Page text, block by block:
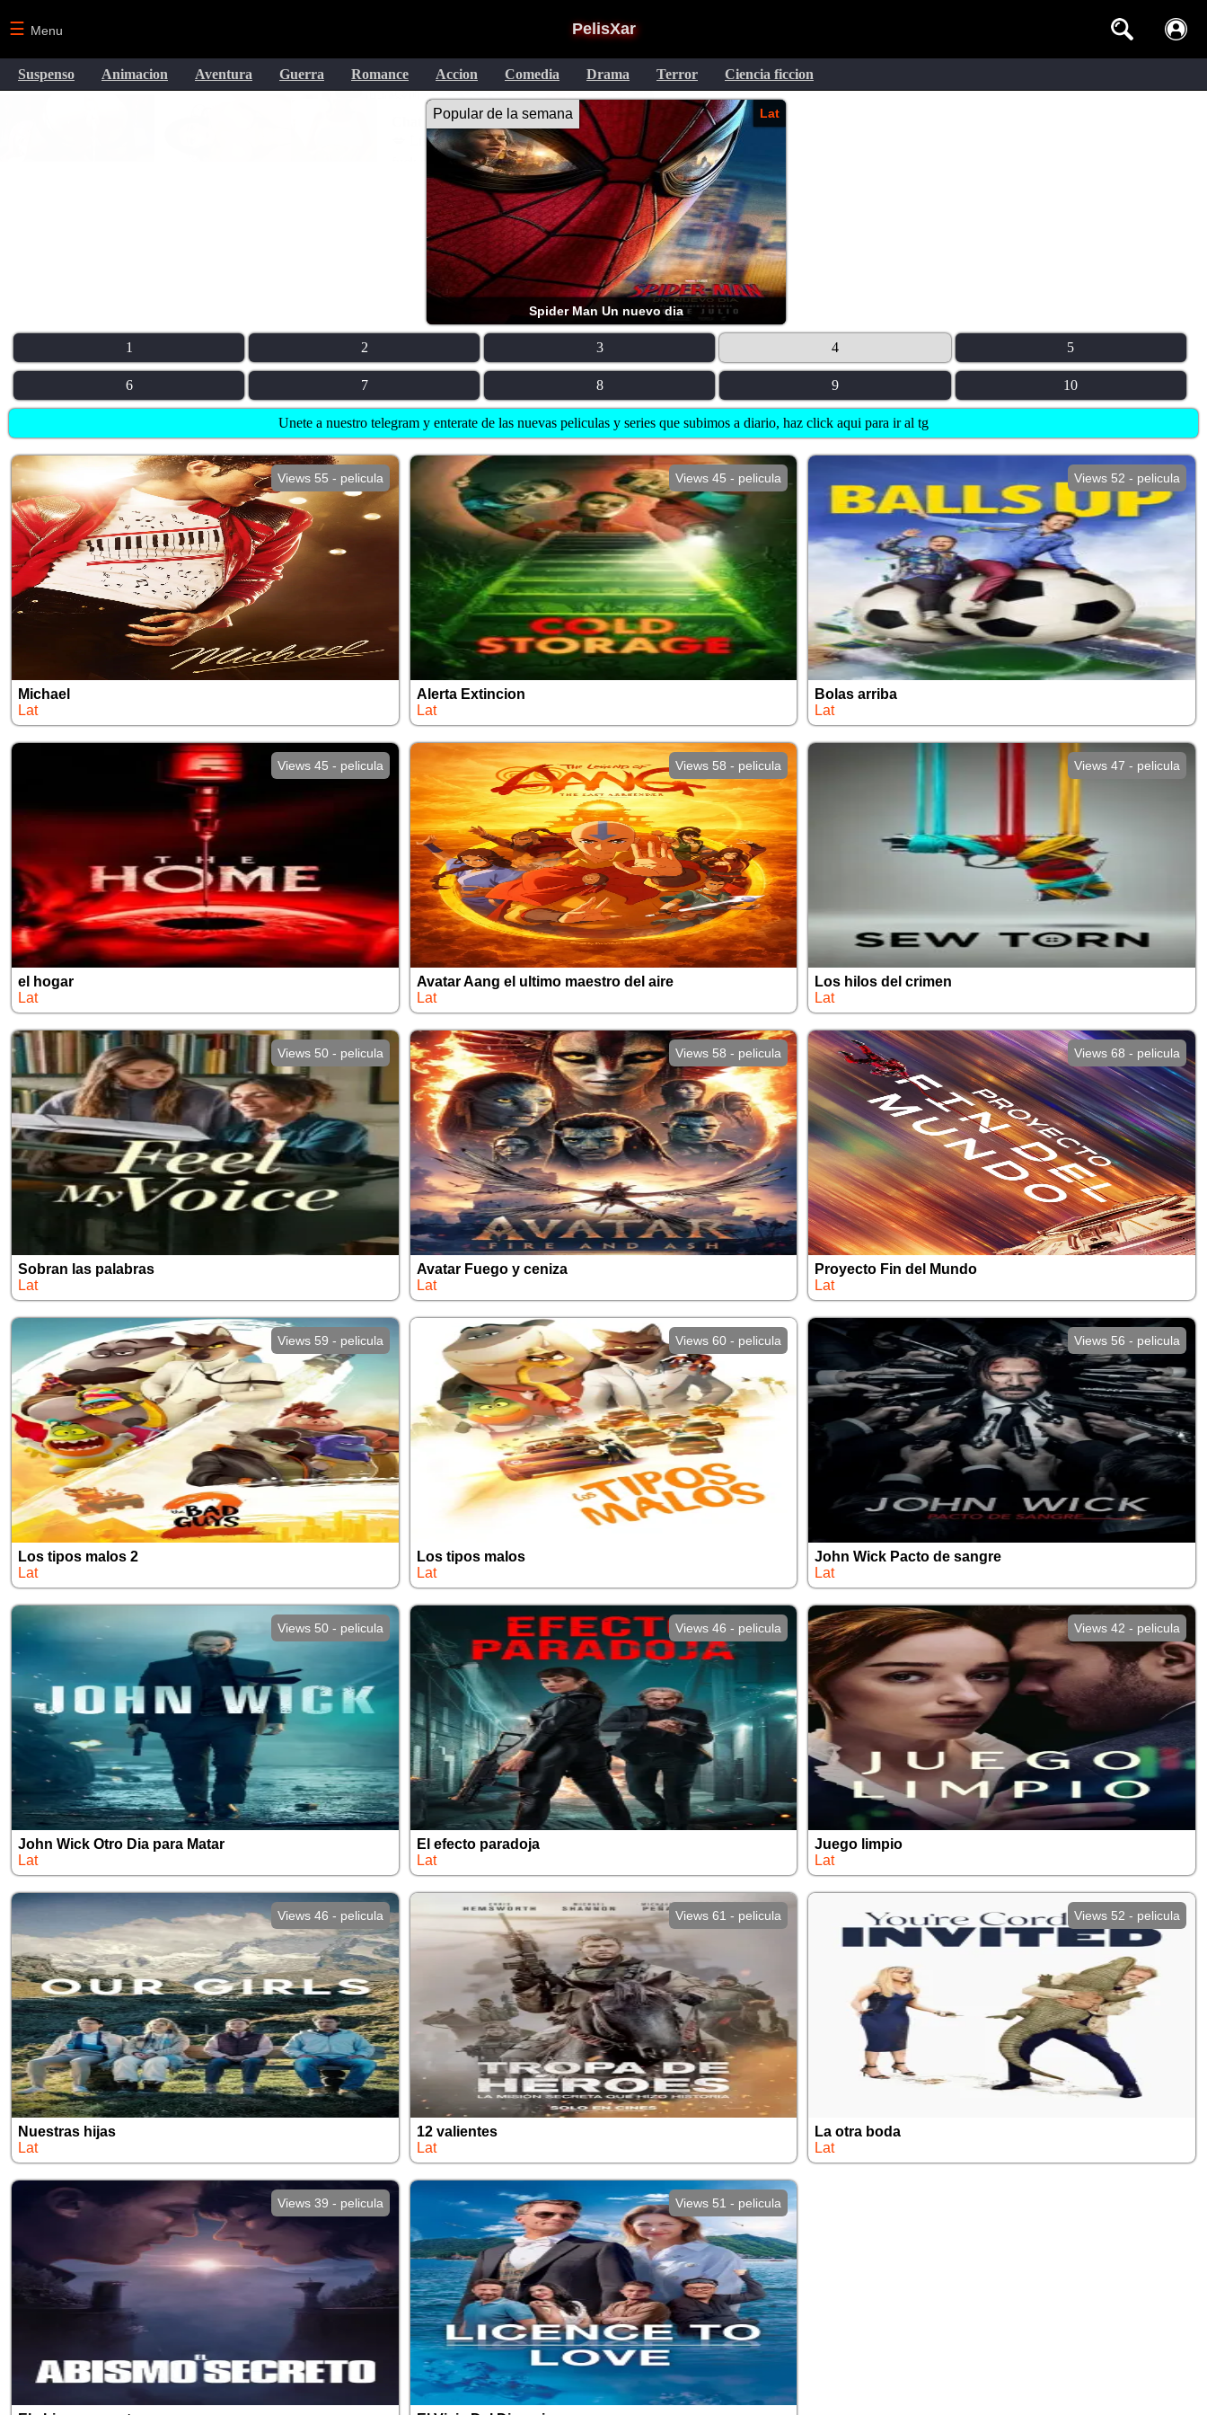
PelisXar
☰ Menu
Suspenso Animacion Aventura Guerra Romance Accion Comedia Drama Terror Ciencia ficcion
Popular de la semana
Cumbres borrascosas
Lat
1 2 3 4 5
6 7 8 9 10
Unete a nuestro telegram y enterate de las nuevas peliculas y series que subimos a diario, haz click aqui para ir al tg
Views 55 - pelicula
Michael
Lat
Views 45 - pelicula
Alerta Extincion
Lat
Views 52 - pelicula
Bolas arriba
Lat
Views 45 - pelicula
el hogar
Lat
Views 58 - pelicula
Avatar Aang el ultimo maestro del aire
Lat
Views 47 - pelicula
Los hilos del crimen
Lat
Views 50 - pelicula
Sobran las palabras
Lat
Views 58 - pelicula
Avatar Fuego y ceniza
Lat
Views 68 - pelicula
Proyecto Fin del Mundo
Lat
Views 59 - pelicula
Los tipos malos 2
Lat
Views 60 - pelicula
Los tipos malos
Lat
Views 56 - pelicula
John Wick Pacto de sangre
Lat
Views 50 - pelicula
John Wick Otro Dia para Matar
Lat
Views 46 - pelicula
El efecto paradoja
Lat
Views 42 - pelicula
Juego limpio
Lat
Views 46 - pelicula
Nuestras hijas
Lat
Views 61 - pelicula
12 valientes
Lat
Views 52 - pelicula
La otra boda
Lat
Views 39 - pelicula Views 51 - pelicula